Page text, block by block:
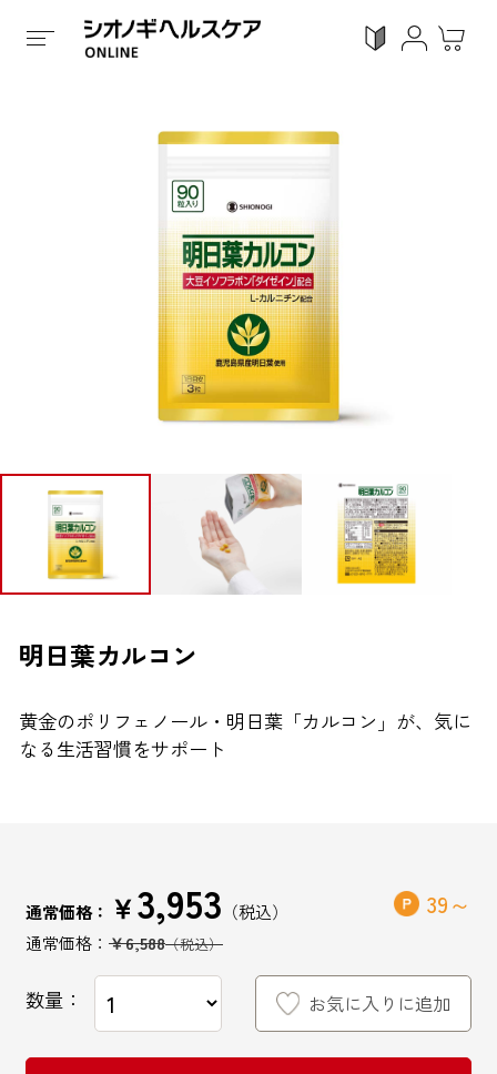
Proシリーズ スキンケア
カテゴリーで探す
症状から探す
ブランドから探す
お問い合わせ
シオノギヘルスケアONLINEについて
外部サービスアカウント連携利用規約
医薬品の販売に関する表示
特定商取引法に基づく表記
ホーム / 全ての商品 / 健康食品 ソフトカプセルタイプ
明日葉カルコン
黄金のポリフェノール・明日葉「カルコン」が、気に
なる生活習慣をサポート
通常価格： ￥3,953
￥6,588
39
数量： お気に入りに追加